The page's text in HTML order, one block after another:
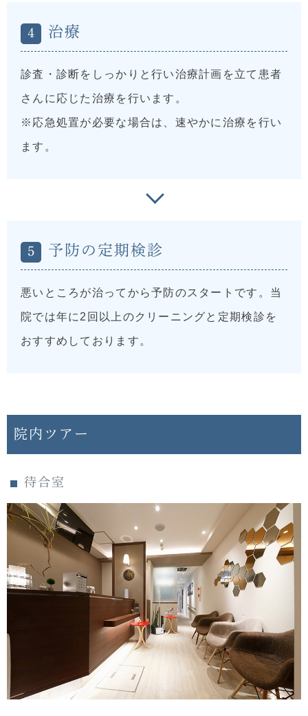
4 治療
診査・診断をしっかりと行い治療計画を立て患者
さんに応じた治療を行います。
※応急処置が必要な場合は、速やかに治療を行い
ます。
5 予防の定期検診
悪いところが治ってから予防のスタートです。当
院では年に2回以上のクリーニングと定期検診を
おすすめしております。
院内ツアー
待合室